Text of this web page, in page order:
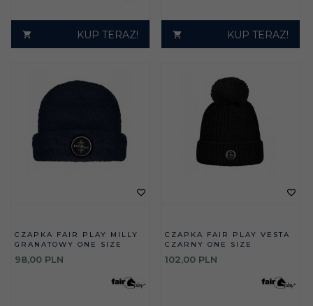
KUP TERAZ! KUP TERAZ!
CZAPKA FAIR PLAY MILLY
GRANATOWY ONE SIZE
98,00 PLN
CZAPKA FAIR PLAY VESTA
CZARNY ONE SIZE
102,00 PLN